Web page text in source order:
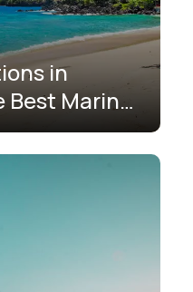
in
Best Marine